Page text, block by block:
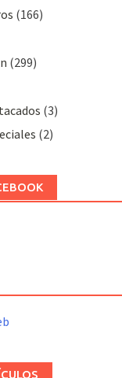
(166)
(299)
(3)
(2)